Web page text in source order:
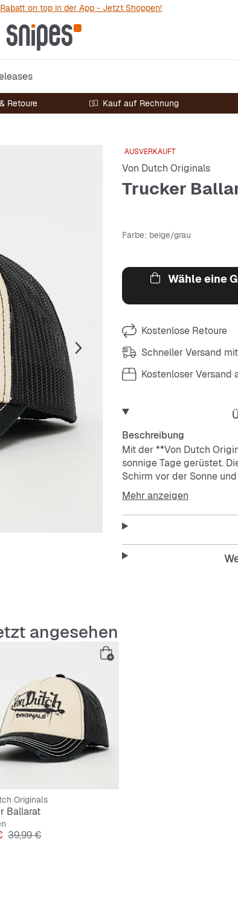
on top in der App - Jetzt Shoppen!
Retoure Kauf auf Rechnung
AUSVERKAUFT
Von Dutch Originals
Trucker
Farbe: beige/grau
Wähle eine
Kostenlose Retoure
Schneller Versand
Kostenloser Versand
Beschreibung
Mit der **Von Dutch
sonnige Tage gerüstet.
Schirm vor der Sonne
Der verstellbare Strap
Sweatband innen für
Mehr anzeigen
angesehen
Originals
Ballarat
Originalpreis
39,99 €